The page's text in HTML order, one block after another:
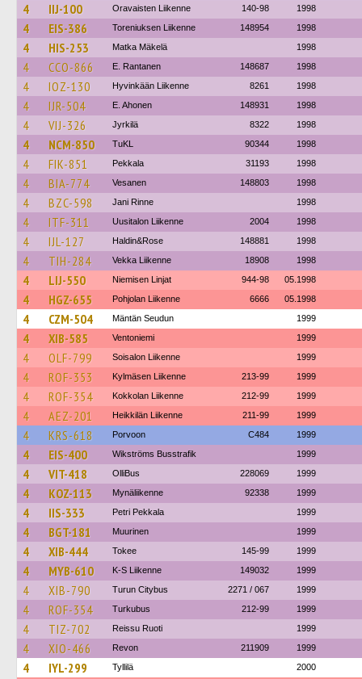
4 IIJ-100 Oravaisten Liikenne 140-98 1998
4 EIS-386 Toreniuksen Liikenne 148954 1998
4 HIS-253 Matka Mäkelä 1998
4 CCO-866 E. Rantanen 148687 1998
4 IOZ-130 Hyvinkään Liikenne 8261 1998
4 IJR-504 E. Ahonen 148931 1998
4 VIJ-326 Jyrkilä 8322 1998
4 NCM-850 TuKL 90344 1998
4 FIK-851 Pekkala 31193 1998
4 BIA-774 Vesanen 148803 1998
4 BZC-598 Jani Rinne 1998
4 ITF-311 Uusitalon Liikenne 2004 1998
4 IJL-127 Haldin&Rose 148881 1998
4 TIH-284 Vekka Liikenne 18908 1998
4 LIJ-550 Niemisen Linjat 944-98 05.1998
4 HGZ-655 Pohjolan Liikenne 6666 05.1998
4 CZM-504 Mäntän Seudun 1999
4 XIB-585 Ventoniemi 1999
4 OLF-799 Soisalon Liikenne 1999
4 ROF-353 Kylmäsen Liikenne 213-99 1999
4 ROF-354 Kokkolan Liikenne 212-99 1999
4 AEZ-201 Heikkilän Liikenne 211-99 1999
4 KRS-618 Porvoon C484 1999
4 EIS-400 Wikströms Busstrafik 1999
4 VIT-418 OlliBus 228069 1999
4 KOZ-113 Mynäliikenne 92338 1999
4 IIS-333 Petri Pekkala 1999
4 BGT-181 Muurinen 1999
4 XIB-444 Tokee 145-99 1999
4 MYB-610 K-S Liikenne 149032 1999
4 XIB-790 Turun Citybus 2271 / 067 1999
4 ROF-354 Turkubus 212-99 1999
4 TIZ-702 Reissu Ruoti 1999
4 XIO-466 Revon 211909 1999
4 IYL-299 Tyllilä 2000